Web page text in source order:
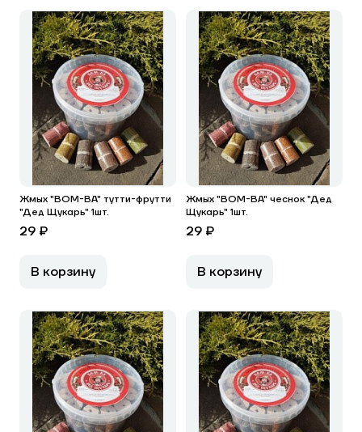
Жмых "BOM-BA" тутти-фрутти
"Дед Щукарь" 1шт.
29 ₽
В корзину
Жмых "BOM-BA" чеснок "Дед
Щукарь" 1шт.
29 ₽
В корзину